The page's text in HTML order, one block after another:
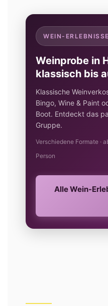
WEIN-
Weinprobe in
klassisch bis
Klassische
Bingo, Wine & Paint
Boot. Entdeckt das
Gruppe.
Verschiedene Formate ·
Person
Alle Wein-